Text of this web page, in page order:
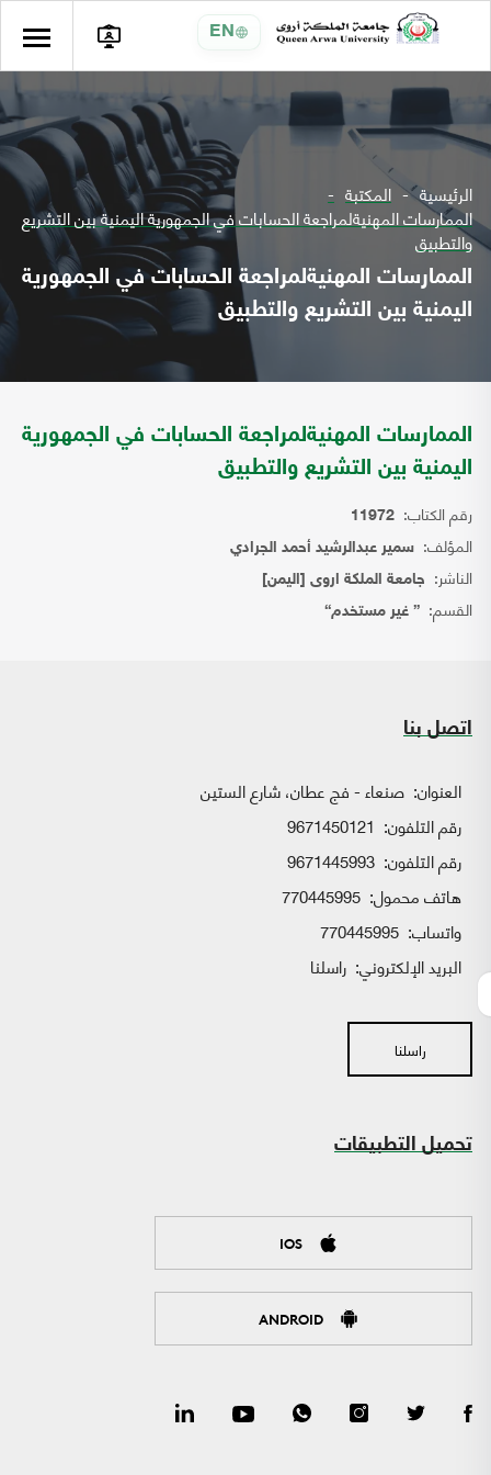
EN
الرئيسية المكتبة
الممارسات المهنيةلمراجعة الحسابات في الجمهورية اليمنية بين التشريع
والتطبيق
الممارسات المهنيةلمراجعة الحسابات في الجمهورية
اليمنية بين التشريع والتطبيق
الممارسات المهنيةلمراجعة الحسابات في الجمهورية
اليمنية بين التشريع والتطبيق
رقم الكتاب: 11972
المؤلف: سمير عبدالرشيد أحمد الجرادي
الناشر: جامعة الملكة اروى [اليمن]
القسم: { غير مستخدم}
اتصل بنا
العنوان: صنعاء - فج عطان، شارع الستين
رقم التلفون: 9671450121
رقم التلفون: 9671445993
هاتف محمول: 770445995
واتساب:
البريد الإلكتروني: راسلنا
راسلنا
تحميل التطبيقات
IOS
ANDROID